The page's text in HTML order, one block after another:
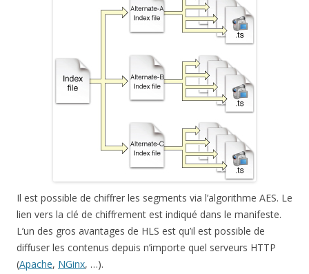
Il est possible de chiffrer les segments via l’algorithme AES. Le
lien vers la clé de chiffrement est indiqué dans le manifeste.
L’un des gros avantages de HLS est qu’il est possible de
diffuser les contenus depuis n’importe quel serveurs HTTP
(Apache, NGinx, …).